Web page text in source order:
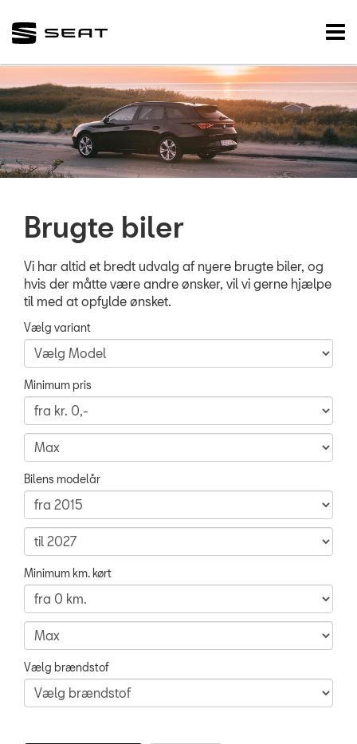
SKADECENTER
BRUGTE BILER
RESERVEDELE
Brugte biler
Vi har altid et bredt udvalg af nyere brugte biler, og
hvis der måtte være andre ønsker, vil vi gerne hjælpe
til med at opfylde ønsket.
Vælg variant
Minimum pris
Bilens modelår
Minimum km. kørt
Vælg brændstof